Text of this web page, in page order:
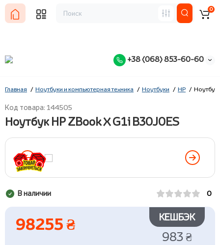
+38 (068) 853-60-60
0
Главная Ноутбуки и компьютерная техника Ноутбуки HP Ноутбук
Код товара: 144505
Ноутбук HP ZBook X G1i B30J0ES
В наличии 0
98255 ₴ КЕШБЭК
983 ₴